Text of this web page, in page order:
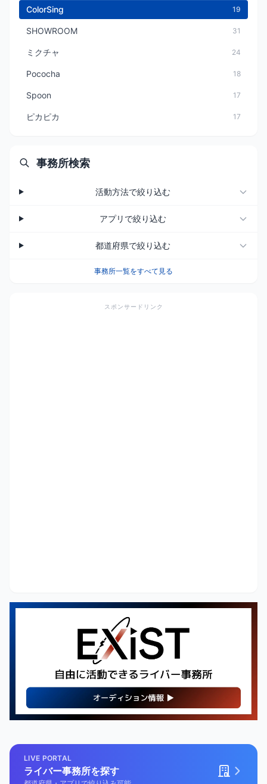
ColorSing 19
SHOWROOM 31
ミクチャ 24
Pococha 18
Spoon 17
ピカピカ 17
事務所検索
活動方法で絞り込む
アプリで絞り込む
都道府県で絞り込む
事務所一覧をすべて見る
スポンサードリンク
【PR】
最新・人気の配信機材情報を
チェックしてみよう！
LIVE PORTAL
ライバー事務所を探す